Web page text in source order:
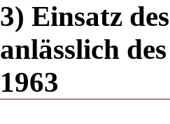
3) Einsatz
anlässlich
1963